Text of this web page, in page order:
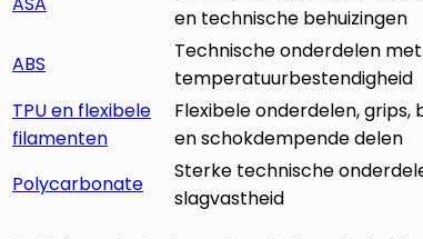
en technische behuizingen
ABS
Technische onderdelen
temperatuurbestendigheid
TPU en flexibele
filamenten
Flexibele onderdelen,
en schokdempende delen
Polycarbonate
Sterke technische
slagvastheid